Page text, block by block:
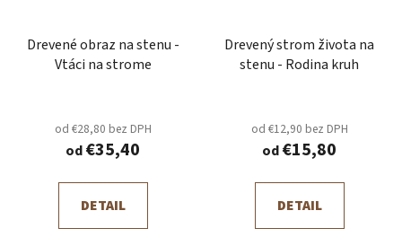
Drevené obraz na stenu -
Vtáci na strome
od €28,80 bez DPH
od€35,40
DETAIL
Drevený strom života na
stenu - Rodina kruh
od €12,90 bez DPH
od€15,80
DETAIL